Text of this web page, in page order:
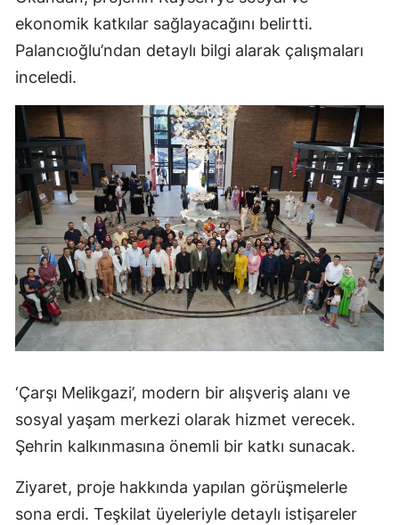
ekonomik katkılar sağlayacağını belirtti.
Palancıoğlu’ndan detaylı bilgi alarak çalışmaları
inceledi.
‘Çarşı Melikgazi’, modern bir alışveriş alanı ve
sosyal yaşam merkezi olarak hizmet verecek.
Şehrin kalkınmasına önemli bir katkı sunacak.
Ziyaret, proje hakkında yapılan görüşmelerle
sona erdi. Teşkilat üyeleriyle detaylı istişareler